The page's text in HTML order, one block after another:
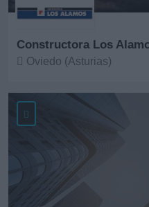
Constructora Los
Oviedo (Asturias)